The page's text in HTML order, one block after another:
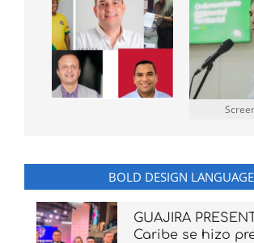
BOLD DESIGN LANGUAGE
GUAJIRA
Caribe se hizo